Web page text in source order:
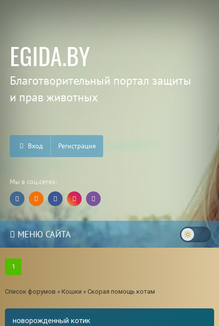
EGIDA.BY
Благотворительный портал защиты
и прав животных
Вход Регистрация
Мы в соц.сетях:
МЕНЮ САЙТА
1
Список форумов » Кошки » Скорая помощь котам
новорожденный котик